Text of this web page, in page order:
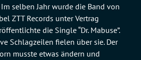
selben Jahr wurde die Band von
ZTT Records unter Vertrag
die Single “Dr. Mabuse”.
Schlagzeilen fielen über sie. Der
musste etwas ändern und